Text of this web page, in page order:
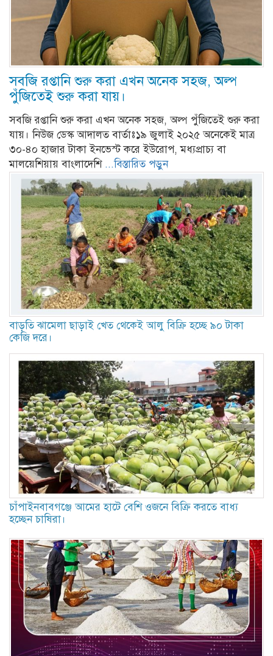
সবজি রপ্তানি শুরু করা এখন অনেক সহজ, অল্প
পুঁজিতেই শুরু করা যায়।
সবজি রপ্তানি শুরু করা এখন অনেক সহজ, অল্প পুঁজিতেই শুরু করা
যায়। নিউজ ডেস্ক আদালত বার্তাঃ১৯ জুলাই ২০২৫ অনেকেই মাত্র
৩০-৪০ হাজার টাকা ইনভেস্ট করে ইউরোপ, মধ্যপ্রাচ্য বা
মালয়েশিয়ায় বাংলাদেশি ...বিস্তারিত পড়ুন
বাড়তি ঝামেলা ছাড়াই খেত থেকেই আলু বিক্রি হচ্ছে ৯০ টাকা
কেজি দরে।
চাঁপাইনবাবগঞ্জে আমের হাটে বেশি ওজনে বিক্রি করতে বাধ্য
হচ্ছেন চাষিরা।